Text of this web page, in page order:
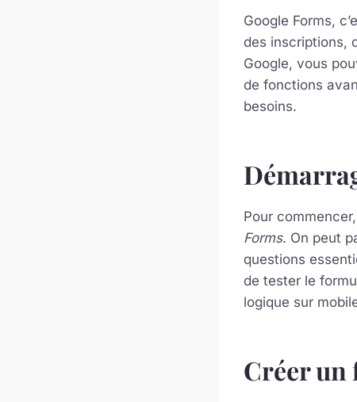
Google Forms,
des inscriptions,
Google, vous
de fonctions
besoins.
Pour
Forms. On peut
questions
de tester le
logique sur
Créer un